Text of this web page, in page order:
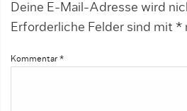
Deine E-Mail-Adresse wird
Erforderliche Felder sind mit *
Kommentar *